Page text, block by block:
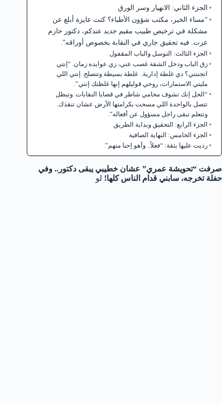
الجزء الثاني: الانهيار وسر الورق
“مساء الخير، مكتب شؤون الأطباء؟ كنت عايزة أبلغ عن
مشكلة في ترخيص طبيب مقيم جديد عندكم، دكتور حازم
عزت. فيه تحقيق جاري في النقابة بخصوص أوراقه”.
الجزء الثالث: التوسل والباب المقفول
زق الباب ودخل الشقة غصب عني، زي عوايده زمان. “إنتي
اتجننتي؟ دي غلطة إدارية.. غلطة بسيطة وتتصلح. إنتي اللي
مليتي الاستمارات، روحي قوليلهم إنها غلطتك إنتي”.
“الحل إنك تشوف محامي شاطر في قضايا النقابات. وتبطل
تتصل بالواحدة اللي مسحت بكرامتها الأرض عشان تنقذك.
وتتعلم تبقى راجل مسؤول عن أفعاله”.
الجزء الرابع: التحقيق وبداية الطريق
الجزء الخامس: النهاية الصافية
رديت عليها بثقة: “فعلاً.. وأهو إحنا منهم”.
صرفت “تحويشة عمري” عشان خطيبي يبقى دكتور.. وفي
حفلة تخرجه، سابني قدام الناس كلها! لو